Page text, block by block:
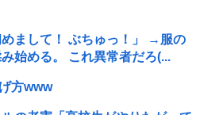
まして！ ぶちゅっ！」 →服の
始める。 これ異常者だろ(...
方www